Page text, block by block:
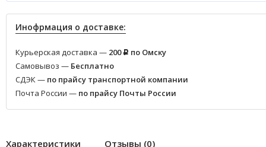
Инофрмация о доставке:
Курьерская доставка — 200 Р по Омску
Самовывоз — Бесплатно
СДЭК — по прайсу транспортной компании
Почта России — по прайсу Почты России
Характеристики Отзывы (0)